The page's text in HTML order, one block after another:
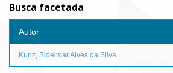
Busca facetada
Autor
Kunz, Sidelmar Alves da Silva